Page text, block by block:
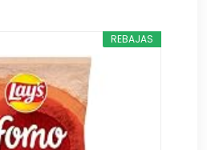
REBAJAS